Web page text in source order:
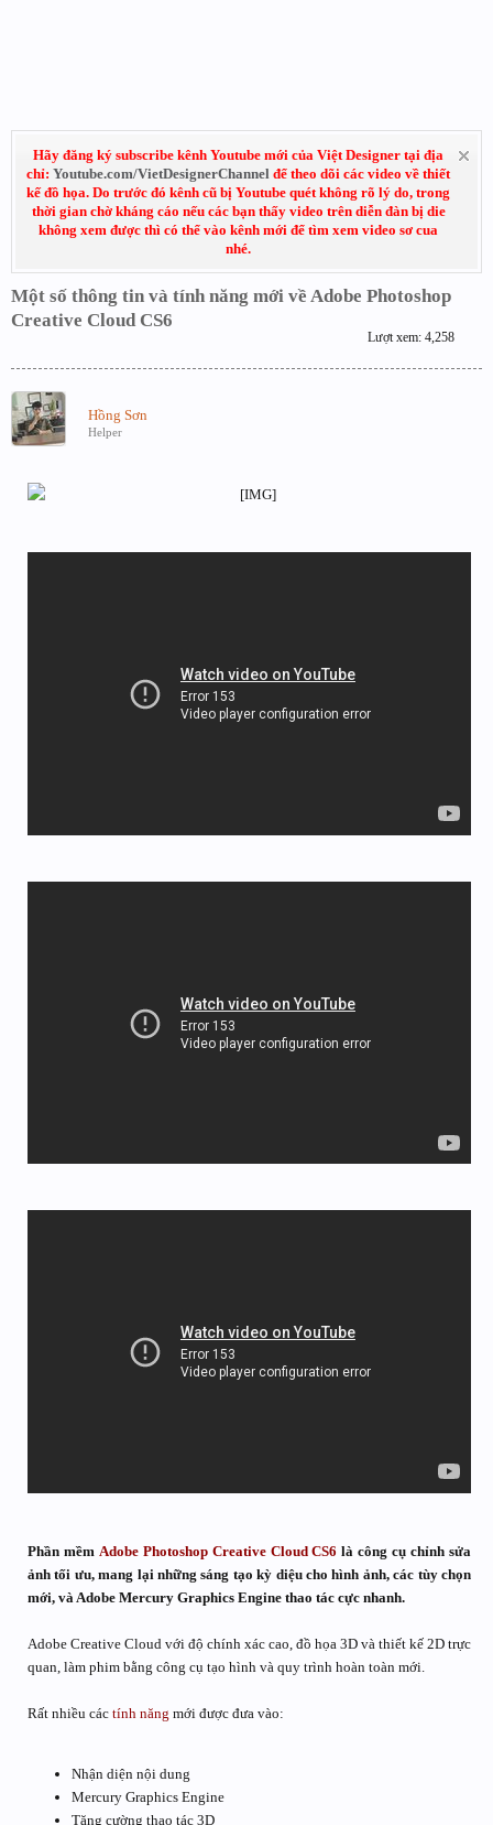
Hãy đăng ký subscribe kênh Youtube mới của Việt Designer tại địa
chỉ: Youtube.com/VietDesignerChannel để theo dõi các video về thiết
kế đồ họa. Do trước đó kênh cũ bị Youtube quét không rõ lý do, trong
thời gian chờ kháng cáo nếu các bạn thấy video trên diễn đàn bị die
không xem được thì có thể vào kênh mới để tìm xem video sơ cua
nhé.
Một số thông tin và tính năng mới về Adobe Photoshop
Creative Cloud CS6
Lượt xem: 4,258
Hồng Sơn
Helper
Phần mềm Adobe Photoshop Creative Cloud CS6 là công cụ chỉnh sửa
ảnh tối ưu, mang lại những sáng tạo kỳ diệu cho hình ảnh, các tùy chọn
mới, và Adobe Mercury Graphics Engine thao tác cực nhanh.
Adobe Creative Cloud với độ chính xác cao, đồ họa 3D và thiết kế 2D trực
quan, làm phim bằng công cụ tạo hình và quy trình hoàn toàn mới.
Rất nhiều các tính năng mới được đưa vào:
Nhận diện nội dung
Mercury Graphics Engine
Tăng cường thao tác 3D